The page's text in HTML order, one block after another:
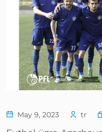
May 9, 2023 tr